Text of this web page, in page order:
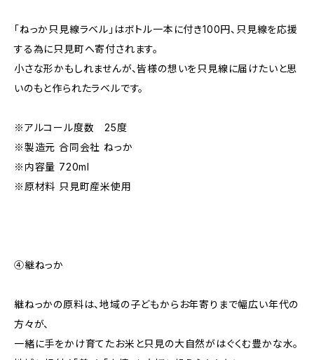
「ねっか只見線ラベル」はボトル一本に付き100円、只見線を応援
する為に只見町へ寄付されます。
小さな形かもしれませんが、皆様の想いを只見線に届けたいと思
いのもと作られたラベルです。
※アルコール度数 25度
※製造元 合同会社 ねっか
※内容量 720ml
※原材料 只見町産米使用
④継ねっか
継ねっかの原料は、地域の子どもからお年寄りまで幅広い年代の
方々が、
一緒に手をかけ育てたお米と只見の大自然がはぐくむ豊かな水。